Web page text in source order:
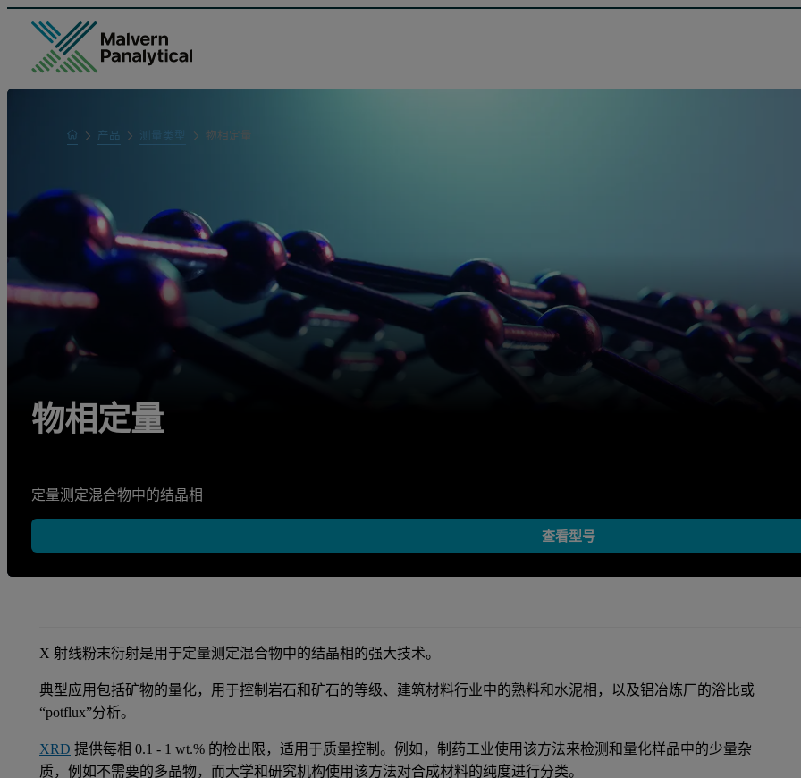
Home产品 测量类型 物相定量
物相定量
定量测定混合物中的结晶相
查看型号
X 射线粉末衍射是用于定量测定混合物中的结晶相的强大技术。
典型应用包括矿物的量化，用于控制岩石和矿石的等级、建筑材料行业中的熟料和水泥相，以及铝冶炼厂的浴比或
“potflux”分析。
XRD 提供每相 0.1 - 1 wt.% 的检出限，适用于质量控制。例如，制药工业使用该方法来检测和量化样品中的少量杂
质，例如不需要的多晶物，而大学和研究机构使用该方法对合成材料的纯度进行分类。